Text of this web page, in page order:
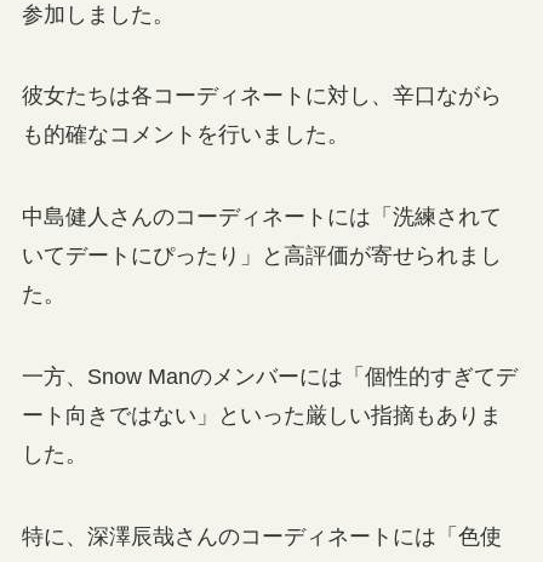
参加しました。
彼女たちは各コーディネートに対し、辛口ながら
も的確なコメントを行いました。
中島健人さんのコーディネートには「洗練されて
いてデートにぴったり」と高評価が寄せられまし
た。
一方、Snow Manのメンバーには「個性的すぎてデ
ート向きではない」といった厳しい指摘もありま
した。
特に、深澤辰哉さんのコーディネートには「色使